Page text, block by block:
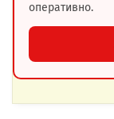
оперативно.